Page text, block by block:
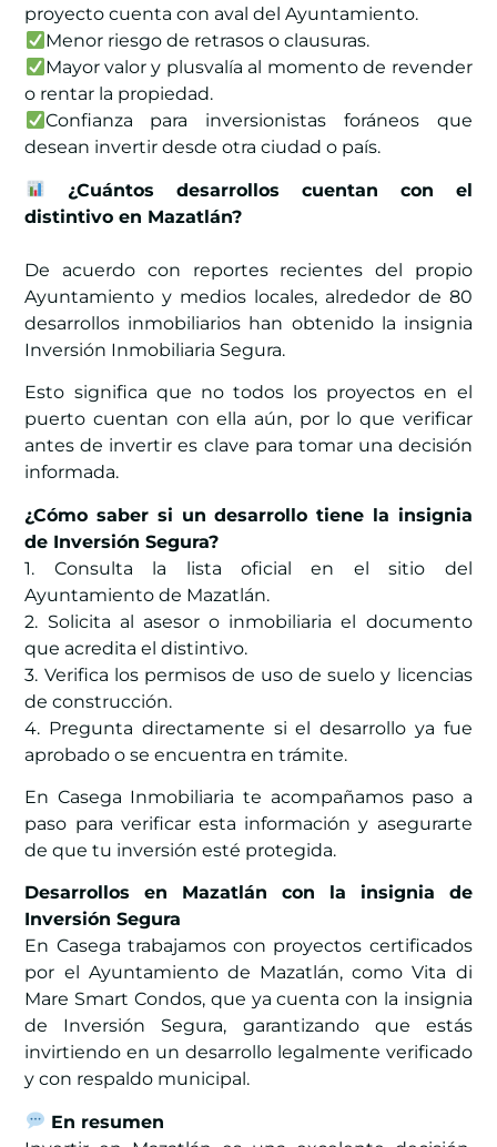
proyecto cuenta con aval del Ayuntamiento.
Menor riesgo de retrasos o clausuras.
Mayor valor y plusvalía al momento de revender
o rentar la propiedad.
Confianza para inversionistas foráneos que
desean invertir desde otra ciudad o país.
¿Cuántos desarrollos cuentan con el
distintivo en Mazatlán?
De acuerdo con reportes recientes del propio
Ayuntamiento y medios locales, alrededor de 80
desarrollos inmobiliarios han obtenido la insignia
Inversión Inmobiliaria Segura.
Esto significa que no todos los proyectos en el
puerto cuentan con ella aún, por lo que verificar
antes de invertir es clave para tomar una decisión
informada.
¿Cómo saber si un desarrollo tiene la insignia
de Inversión Segura?
1. Consulta la lista oficial en el sitio del
Ayuntamiento de Mazatlán.
2. Solicita al asesor o inmobiliaria el documento
que acredita el distintivo.
3. Verifica los permisos de uso de suelo y licencias
de construcción.
4. Pregunta directamente si el desarrollo ya fue
aprobado o se encuentra en trámite.
En Casega Inmobiliaria te acompañamos paso a
paso para verificar esta información y asegurarte
de que tu inversión esté protegida.
Desarrollos en Mazatlán con la insignia de
Inversión Segura
En Casega trabajamos con proyectos certificados
por el Ayuntamiento de Mazatlán, como Vita di
Mare Smart Condos, que ya cuenta con la insignia
de Inversión Segura, garantizando que estás
invirtiendo en un desarrollo legalmente verificado
y con respaldo municipal.
En resumen